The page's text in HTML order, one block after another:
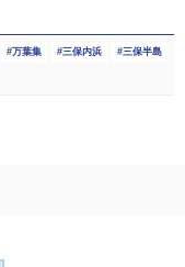
万葉集 三保内浜 三保半島